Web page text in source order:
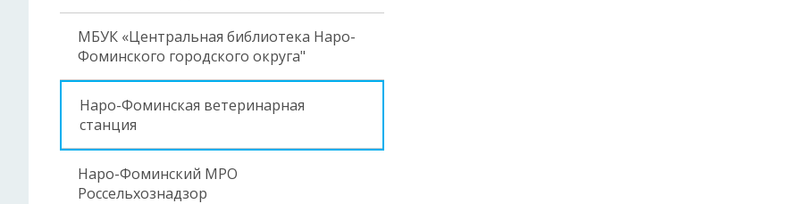
МБУК «Центральная библиотека Наро-
Фоминского городского округа"
Наро-Фоминская ветеринарная
станция
Наро-Фоминский МРО
Россельхознадзор